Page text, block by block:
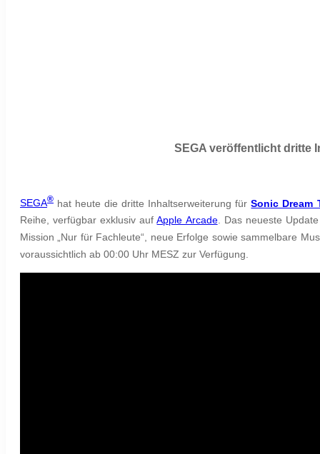
SEGA veröffentlicht dritte
SEGA® hat heute die dritte Inhaltserweiterung fürSonic Dream
Reihe, verfügbar exklusiv aufApple Arcade. Das neueste
Mission „Nur für Fachleute“, neue Erfolge sowie sammelbare
voraussichtlich ab 00:00 Uhr MESZ zur Verfügung.